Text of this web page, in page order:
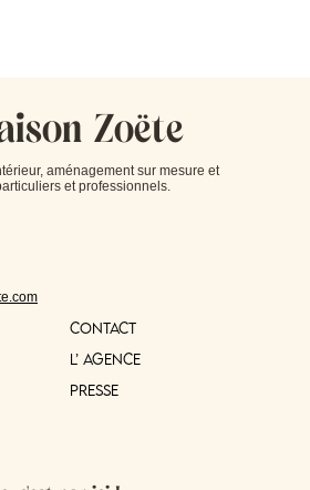
Zoëte
aménagement sur mesure et
et professionnels.
CONTACT
L’ AGENCE
PRESSE